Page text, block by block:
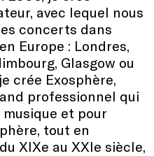
avec lequel nous
concerts dans
Europe : Londres,
Glasgow ou
crée Exosphère,
professionnel qui
et pour
tout en
XIXe au XXIe siècle,